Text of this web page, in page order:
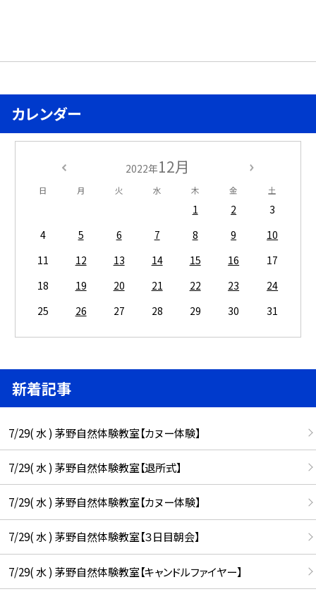
カレンダー
2022年12月
日 月 火 水 木 金 土
1 2
3
4
5 6 7 8 9
10
11
12 13 14 15 16
17
18
19 20 21 22 23
24
25
26 27 28 29 30 31
新着記事
7/29( 水 ) 茅野自然体験教室【カヌー体験】
7/29( 水 ) 茅野自然体験教室【退所式】
7/29( 水 ) 茅野自然体験教室【カヌー体験】
7/29( 水 ) 茅野自然体験教室【３日目朝会】
7/29( 水 ) 茅野自然体験教室【キャンドルファイヤー】